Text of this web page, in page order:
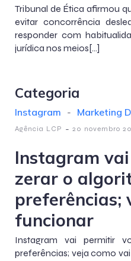
Tribunal de Ética afirmou
evitar concorrência
responder com
jurídica nos meios[…]
Categoria
Instagram - Marketing
Agência LCP - 20 novembro
Instagram
zerar o
preferências;
funcionar
Instagram vai permitir
preferências; veja como